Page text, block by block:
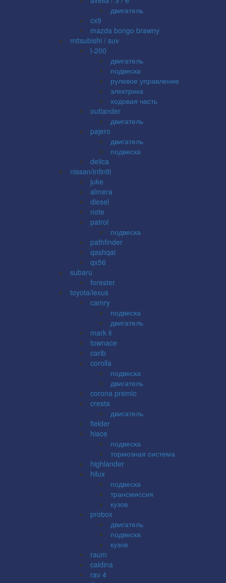
двигатель
cx9
mazda bongo brawny
mitsubishi / suv
l-200
двигатель
подвеска
рулевое управление
электрика
ходовая часть
outlander
двигатель
pajero
двигатель
подвеска
delica
nissan/infiniti
juke
almera
diesel
note
patrol
подвеска
pathfinder
qashqai
qx56
subaru
forester
toyota/lexus
camry
подвеска
двигатель
mark ii
townace
carib
corolla
подвеска
двигатель
corona premio
cresta
двигатель
fielder
hiace
подвеска
тормозная система
highlander
hilux
подвеска
трансмиссия
кузов
probox
двигатель
подвеска
кузов
raum
caldina
rav 4